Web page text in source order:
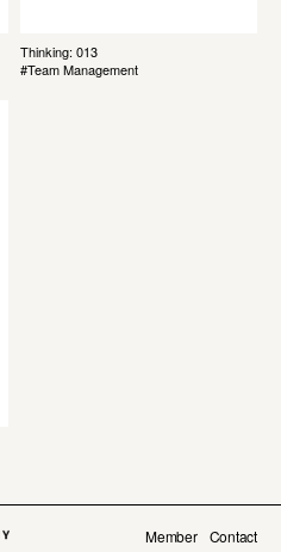
Thinking: 013
#Team Management
Member Contact